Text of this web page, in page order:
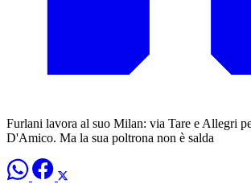
Furlani lavora al suo Milan: via Tare e Allegri
D'Amico. Ma la sua poltrona non è salda